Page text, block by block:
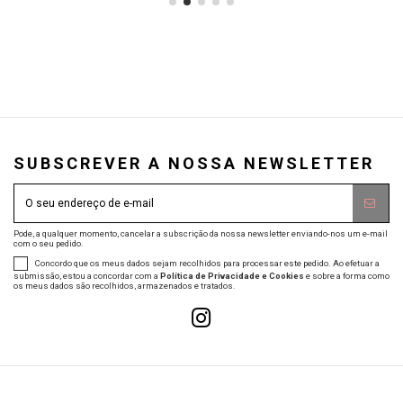
SUBSCREVER A NOSSA NEWSLETTER
Pode, a qualquer momento, cancelar a subscrição da nossa newsletter enviando-nos um e-mail
com o seu pedido.
Concordo que os meus dados sejam recolhidos para processar este pedido. Ao efetuar a
submissão, estou a concordar com a Política de Privacidade e Cookies e sobre a forma como
os meus dados são recolhidos, armazenados e tratados.